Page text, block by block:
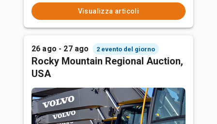
Visualizza articoli
26 ago - 27 ago 2 evento del giorno
Rocky Mountain Regional Auction,
USA